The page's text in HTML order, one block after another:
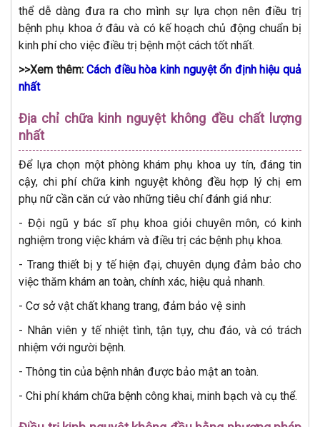
thể dễ dàng đưa ra cho mình sự lựa chọn nên điều trị
bệnh phụ khoa ở đâu và có kế hoạch chủ động chuẩn bị
kinh phí cho việc điều trị bệnh một cách tốt nhất.
>>Xem thêm:Cách điều hòa kinh nguyệt ổn định hiệu quả
nhất
Địa chỉ chữa kinh nguyệt không đều chất lượng
nhất
Để lựa chọn một phòng khám phụ khoa uy tín, đáng tin
cậy, chi phí chữa kinh nguyệt không đều hợp lý chị em
phụ nữ cần căn cứ vào những tiêu chí đánh giá như:
- Đội ngũ y bác sĩ phụ khoa giỏi chuyên môn, có kinh
nghiệm trong việc khám và điều trị các bệnh phụ khoa.
- Trang thiết bị y tế hiện đại, chuyên dụng đảm bảo cho
việc thăm khám an toàn, chính xác, hiệu quả nhanh.
- Cơ sở vật chất khang trang, đảm bảo vệ sinh
- Nhân viên y tế nhiệt tình, tận tụy, chu đáo, và có trách
nhiệm với người bệnh.
- Thông tin của bệnh nhân được bảo mật an toàn.
- Chi phí khám chữa bệnh công khai, minh bạch và cụ thể.